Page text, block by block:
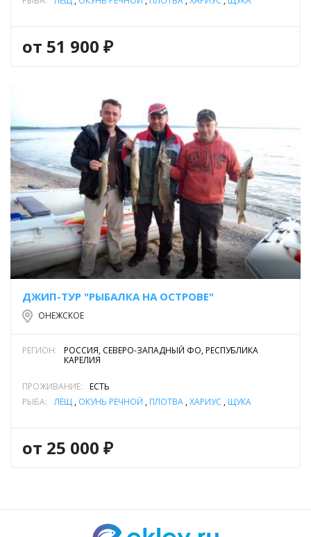
от 51 900 ₽
ДЖИП-ТУР "РЫБАЛКА НА ОСТРОВЕ"
ОНЕЖСКОЕ
РЕГИОН:
РОССИЯ, СЕВЕРО-ЗАПАДНЫЙ ФО, РЕСПУБЛИКА
КАРЕЛИЯ
ПРОЖИВАНИЕ:
ЕСТЬ
РЫБА:
ЛЕЩ , ОКУНЬ РЕЧНОЙ , ПЛОТВА ,ХАРИУС , ЩУКА
от 25 000 ₽